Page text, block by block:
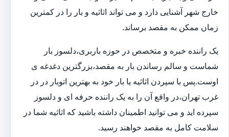
خارج شهر آشنایی دارد و می تواند اثاثیه و بار را در کمترین
زمان ممکن به مقصد برساند.
یک راننده خبره و متخصص در حوزه باربری،دلسوز بار
شماست و سالم رساندن بار به مقصد،بزرگترین دغدغه ی
اوست.پس با سپردن اثاثیه یا بار خود به بهترین اتوبار در در
غرب تهران،در واقع آن را به یک راننده حرفه ای و دلسوز
سپرده اید و می توانید اطمینان داشته باشید که اثاثیه شما در
سلامت کامل به مقصد خواهند رسید.